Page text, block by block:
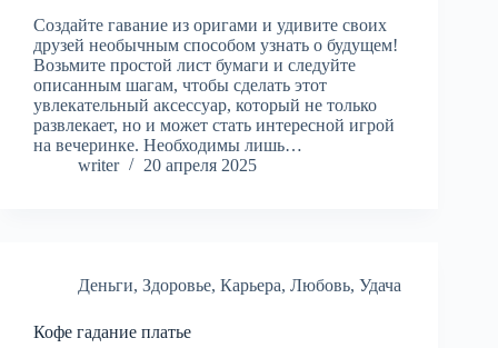
Создайте гавание из оригами и удивите своих
друзей необычным способом узнать о будущем!
Возьмите простой лист бумаги и следуйте
описанным шагам, чтобы сделать этот
увлекательный аксессуар, который не только
развлекает, но и может стать интересной игрой
на вечеринке. Необходимы лишь…
writer
20 апреля 2025
Деньги, Здоровье, Карьера, Любовь, Удача
Кофе гадание платье